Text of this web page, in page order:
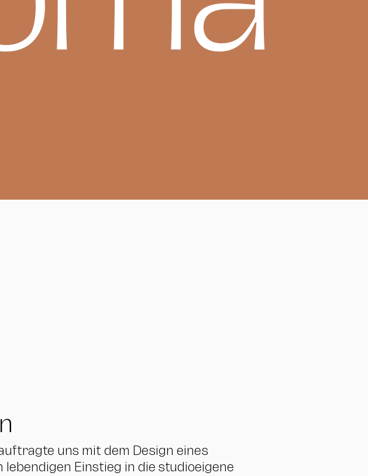
uns mit dem Design eines
Einstieg in die studioeigene